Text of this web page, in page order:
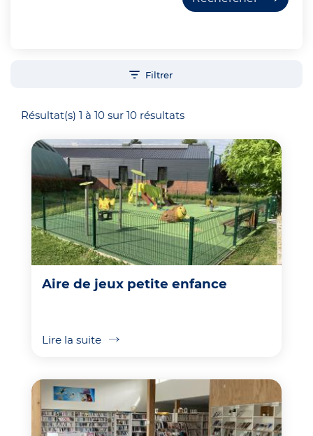
Filtrer
Résultat(s) 1 à 10 sur 10 résultats
Aire de jeux petite enfance
Lire la suite